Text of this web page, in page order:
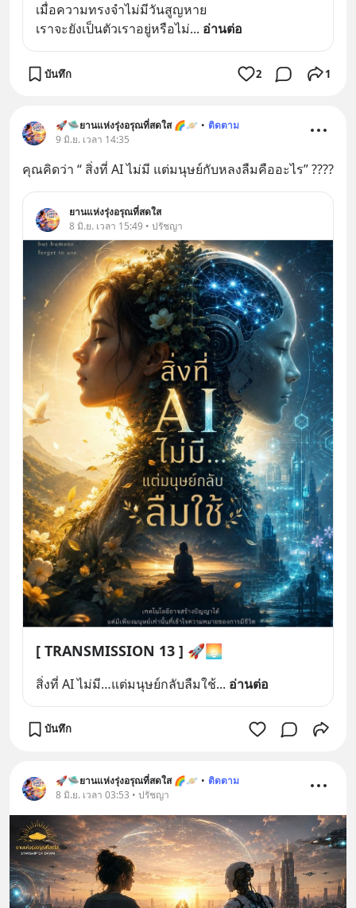
เมื่อความทรงจำไม่มีวันสูญหาย
เราจะยังเป็นตัวเราอยู่หรือไม่... อ่านต่อ
บันทึก 2 1
🚀🛸ยานแห่งรุ่งอรุณที่สดใส 🌈🪐 • ติดตาม
9 มิ.ย. เวลา 14:35
คุณคิดว่า “ สิ่งที่ AI ไม่มี แต่มนุษย์กับหลงลืมคืออะไร” ????
ยานแห่งรุ่งอรุณที่สดใส
8 มิ.ย. เวลา 15:49 • ปรัชญา
[ TRANSMISSION 13 ] 🚀🌅
สิ่งที่ AI ไม่มี…แต่มนุษย์กลับลืมใช้... อ่านต่อ
บันทึก
🚀🛸ยานแห่งรุ่งอรุณที่สดใส 🌈🪐 • ติดตาม
8 มิ.ย. เวลา 03:53 • ปรัชญา